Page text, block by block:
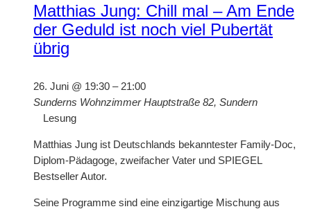
Matthias Jung: Chill mal – Am Ende
der Geduld ist noch viel Pubertät
übrig
26. Juni @ 19:30 –21:00
Sunderns WohnzimmerHauptstraße 82, Sundern
Lesung
Matthias Jung ist Deutschlands bekanntester Family-Doc,
Diplom-Pädagoge, zweifacher Vater und SPIEGEL
Bestseller Autor.
Seine Programme sind eine einzigartige Mischung aus